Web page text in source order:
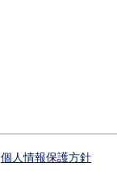
個人情報保護方針